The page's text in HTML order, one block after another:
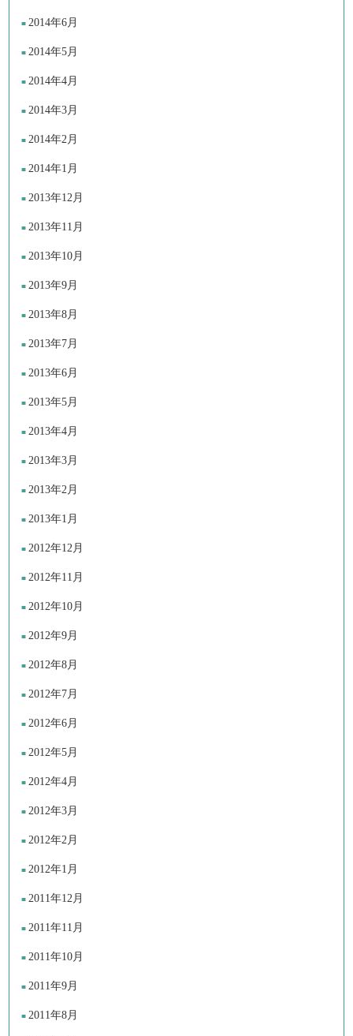
2014年6月
2014年5月
2014年4月
2014年3月
2014年2月
2014年1月
2013年12月
2013年11月
2013年10月
2013年9月
2013年8月
2013年7月
2013年6月
2013年5月
2013年4月
2013年3月
2013年2月
2013年1月
2012年12月
2012年11月
2012年10月
2012年9月
2012年8月
2012年7月
2012年6月
2012年5月
2012年4月
2012年3月
2012年2月
2012年1月
2011年12月
2011年11月
2011年10月
2011年9月
2011年8月